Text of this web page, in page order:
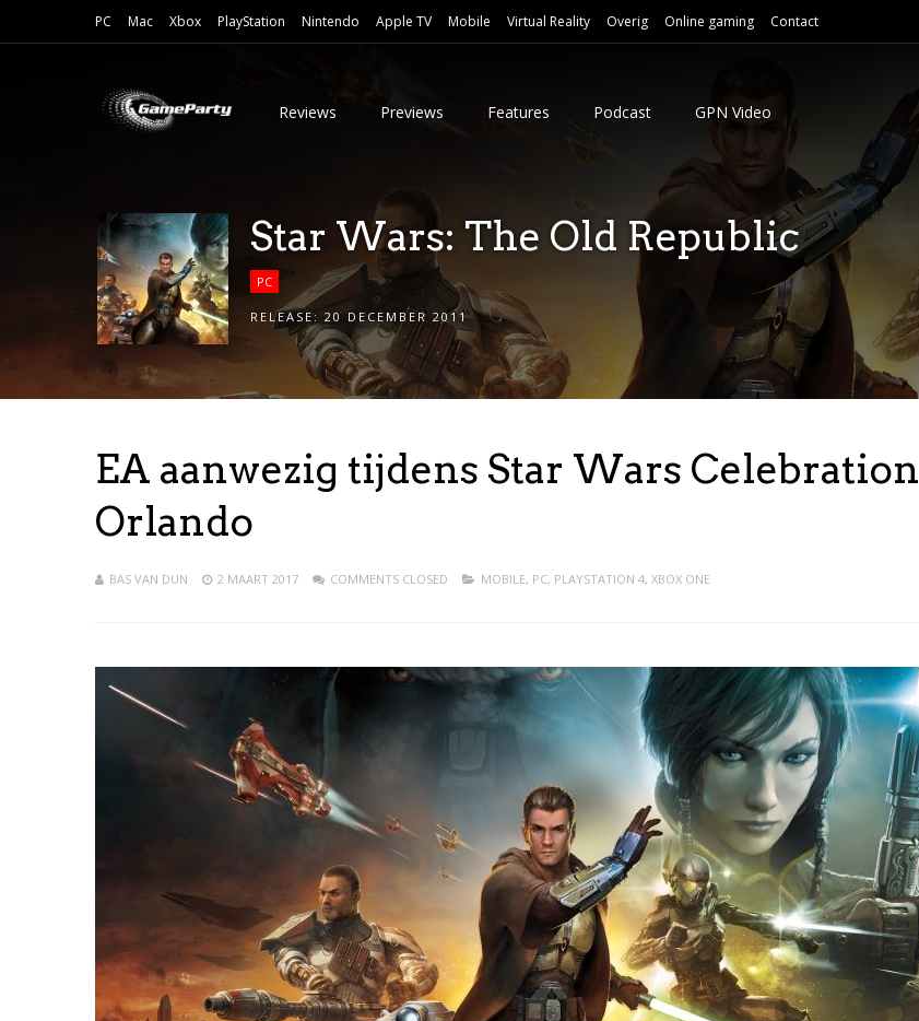
PC Mac Xbox PlayStation Nintendo Apple TV Mobile Virtual Reality Overig Online gaming Contact
Reviews Previews Features Podcast GPN Video
Star Wars: The Old Republic
PC
RELEASE: 20 DECEMBER 2011
EA aanwezig tijdens Star Wars Celebration
Orlando
BAS VAN DUN 2 MAART 2017 COMMENTS CLOSED MOBILE, PC, PLAYSTATION 4, XBOX ONE